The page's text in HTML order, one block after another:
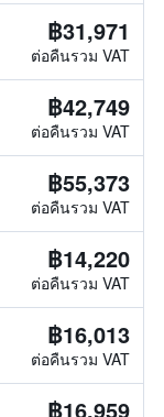
฿31,971
ต่อคืนรวม VAT
฿42,749
ต่อคืนรวม VAT
฿55,373
ต่อคืนรวม VAT
฿14,220
ต่อคืนรวม VAT
฿16,013
ต่อคืนรวม VAT
฿16,959